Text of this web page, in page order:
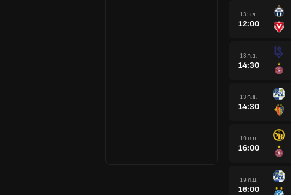
13 ก.ย.
12:00
13 ก.ย.
14:30
13 ก.ย.
14:30
19 ก.ย.
16:00
19 ก.ย.
16:00